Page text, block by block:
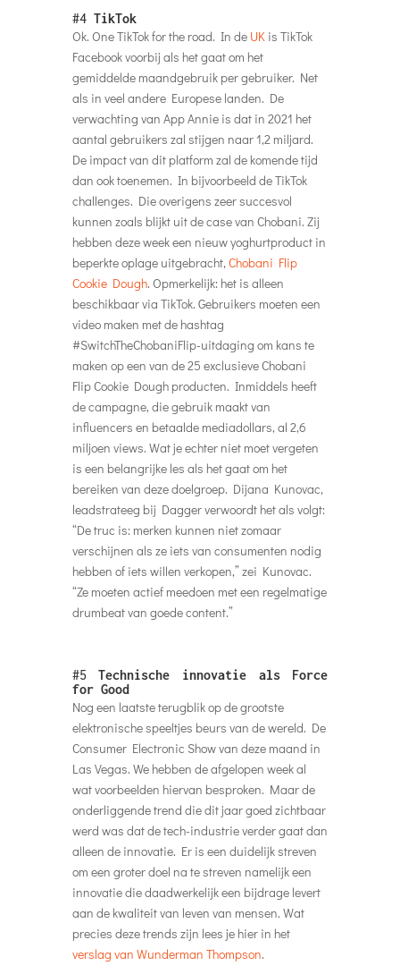
#4 TikTok
Ok. One TikTok for the road. In de UKis TikTok
Facebook voorbij als het gaat om het
gemiddelde maandgebruik per gebruiker. Net
als in veel andere Europese landen. De
verwachting van App Annie is dat in 2021 het
aantal gebruikers zal stijgen naar 1,2 miljard.
De impact van dit platform zal de komende tijd
dan ook toenemen. In bijvoorbeeld de TikTok
challenges. Die overigens zeer succesvol
kunnen zoals blijkt uit de case van Chobani. Zij
hebben deze week een nieuw yoghurtproduct in
beperkte oplage uitgebracht,Chobani Flip
Cookie Dough. Opmerkelijk: het is alleen
beschikbaar via TikTok. Gebruikers moeten een
video maken met de hashtag
#SwitchTheChobaniFlip-uitdaging om kans te
maken op een van de 25 exclusieve Chobani
Flip Cookie Dough producten. Inmiddels heeft
de campagne, die gebruik maakt van
influencers en betaalde mediadollars, al 2,6
miljoen views. Wat je echter niet moet vergeten
is een belangrijke les als het gaat om het
bereiken van deze doelgroep. Dijana Kunovac,
leadstrateeg bij Dagger verwoordt het als volgt:
“De truc is: merken kunnen niet zomaar
verschijnen als ze iets van consumenten nodig
hebben of iets willen verkopen,” zei Kunovac.
“Ze moeten actief meedoen met een regelmatige
drumbeat van goede content.”
#5Technische innovatie als Force
for Good
Nog een laatste terugblik op de grootste
elektronische speeltjes beurs van de wereld. De
Consumer Electronic Show van deze maand in
Las Vegas. We hebben de afgelopen week al
wat voorbeelden hiervan besproken. Maar de
onderliggende trend die dit jaar goed zichtbaar
werd was dat de tech-industrie verder gaat dan
alleen de innovatie. Er is een duidelijk streven
om een ​​groter doel na te streven namelijk een
innovatie die daadwerkelijk een bijdrage levert
aan de kwaliteit van leven van mensen. Wat
precies deze trends zijn lees je hier in het
verslag van Wunderman Thompson.